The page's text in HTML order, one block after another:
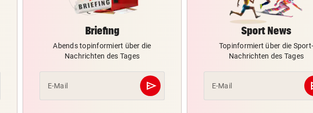
Briefing
Abends topinformiert über die
Nachrichten des Tages
E-Mail send
Abschicken
Sport News
Topinformiert über die Sport-
Nachrichten des Tages
E-Mail